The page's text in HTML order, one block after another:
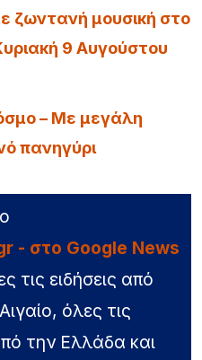
ζωντανή μουσική στο
9 Αυγούστου
– Με μεγάλη
πανηγύρι
- στο Google News
τις ειδήσεις από
όλες τις
την Ελλάδα και